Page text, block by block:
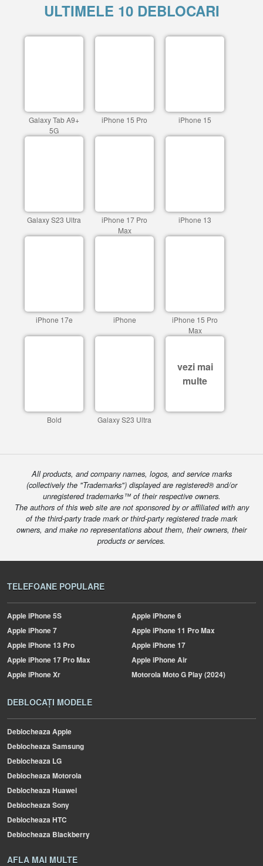
ULTIMELE 10 DEBLOCARI
Galaxy Tab A9+
5G
iPhone 15 Pro iPhone 15
Galaxy S23 Ultra
iPhone 17 Pro
Max
iPhone 13
iPhone 17e iPhone
iPhone 15 Pro
Max
Bold Galaxy S23 Ultra
vezi mai
multe
All products, and company names, logos, and service marks
(collectively the "Trademarks") displayed are registered® and/or
unregistered trademarks™ of their respective owners.
The authors of this web site are not sponsored by or affiliated with any
of the third-party trade mark or third-party registered trade mark
owners, and make no representations about them, their owners, their
products or services.
TELEFOANE POPULARE
AppleiPhone 5S AppleiPhone 6
AppleiPhone 7 AppleiPhone 11 Pro Max
AppleiPhone 13 Pro AppleiPhone 17
AppleiPhone 17 Pro Max AppleiPhone Air
AppleiPhone Xr MotorolaMoto G Play (2024)
DEBLOCAȚI MODELE
Deblocheaza Apple
Deblocheaza Samsung
Deblocheaza LG
Deblocheaza Motorola
Deblocheaza Huawei
Deblocheaza Sony
Deblocheaza HTC
Deblocheaza Blackberry
AFLA MAI MULTE